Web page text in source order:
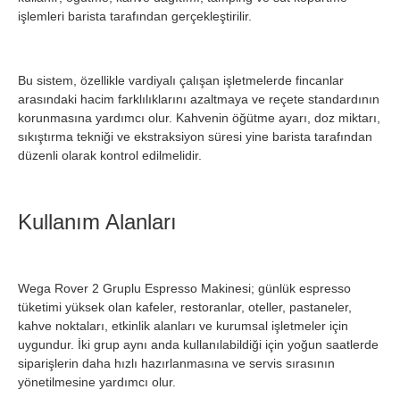
işlemleri barista tarafından gerçekleştirilir.
Bu sistem, özellikle vardiyalı çalışan işletmelerde fincanlar
arasındaki hacim farklılıklarını azaltmaya ve reçete standardının
korunmasına yardımcı olur. Kahvenin öğütme ayarı, doz miktarı,
sıkıştırma tekniği ve ekstraksiyon süresi yine barista tarafından
düzenli olarak kontrol edilmelidir.
Kullanım Alanları
Wega Rover 2 Gruplu Espresso Makinesi; günlük espresso
tüketimi yüksek olan kafeler, restoranlar, oteller, pastaneler,
kahve noktaları, etkinlik alanları ve kurumsal işletmeler için
uygundur. İki grup aynı anda kullanılabildiği için yoğun saatlerde
siparişlerin daha hızlı hazırlanmasına ve servis sırasının
yönetilmesine yardımcı olur.